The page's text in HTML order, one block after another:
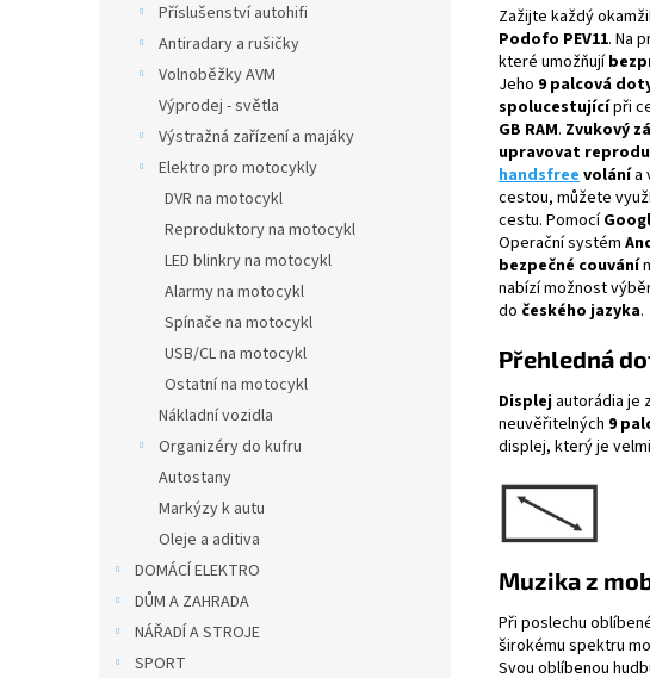
Příslušenství autohifi
Antiradary a rušičky
Volnoběžky AVM
Výprodej - světla
Výstražná zařízení a majáky
Elektro pro motocykly
DVR na motocykl
Reproduktory na motocykl
LED blinkry na motocykl
Alarmy na motocykl
Spínače na motocykl
USB/CL na motocykl
Ostatní na motocykl
Nákladní vozidla
Organizéry do kufru
Autostany
Markýzy k autu
Oleje a aditiva
DOMÁCÍ ELEKTRO
DŮM A ZAHRADA
NÁŘADÍ A STROJE
SPORT
Zažijte každý
Podofo PEV11. Na
které umožňují
Jeho 9 palcová
spolucestujícípři
GB RAM. Zvukový
upravovat
handsfree volánía
cestou, můžete
cestu. Pomocí
Operační systém
bezpečné couvání
nabízí možnost
do českého jazyka.
Přehledná
Displej autorádia je
neuvěřitelných 9
displej, který je
Muzika z
Při poslechu
širokému spektru
Svou oblíbenou